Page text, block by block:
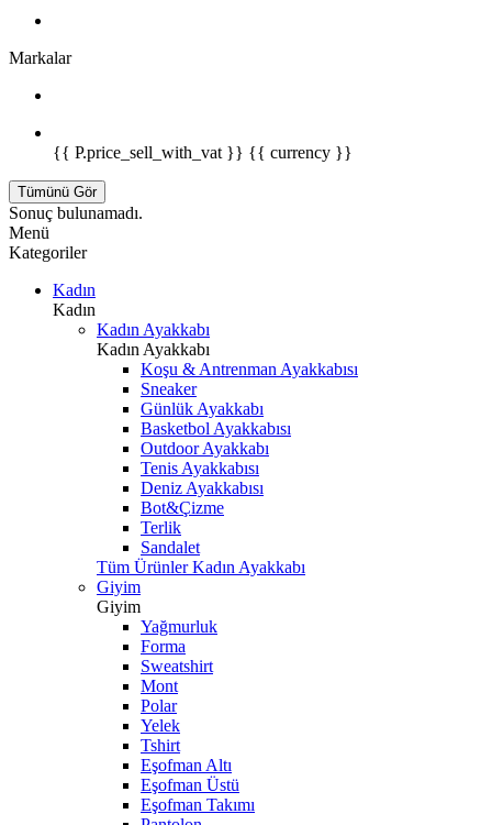
Markalar
{{ P.price_sell_with_vat }} {{ currency }}
Tümünü Gör
Sonuç bulunamadı.
Menü
Kategoriler
Kadın
Kadın
Kadın Ayakkabı
Kadın Ayakkabı
Koşu & Antrenman Ayakkabısı
Sneaker
Günlük Ayakkabı
Basketbol Ayakkabısı
Outdoor Ayakkabı
Tenis Ayakkabısı
Deniz Ayakkabısı
Bot&Çizme
Terlik
Sandalet
Tüm Ürünler Kadın Ayakkabı
Giyim
Giyim
Yağmurluk
Forma
Sweatshirt
Mont
Polar
Yelek
Tshirt
Eşofman Altı
Eşofman Üstü
Eşofman Takımı